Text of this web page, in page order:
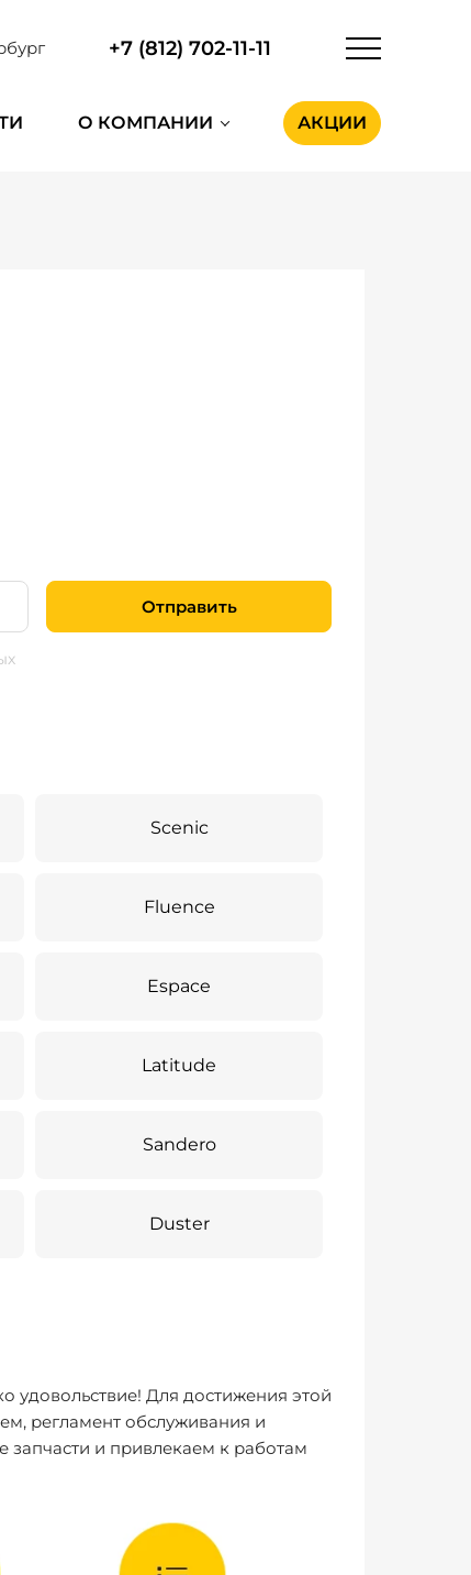
+7 (812) 702-11-11
О КОМПАНИИ АКЦИИ
Отправить
Scenic
Fluence
Espace
Latitude
Sandero
Duster
удовольствие! Для достижения этой
регламент обслуживания и
запчасти и привлекаем к работам